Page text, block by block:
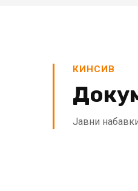
КИНСИВ
Јавни